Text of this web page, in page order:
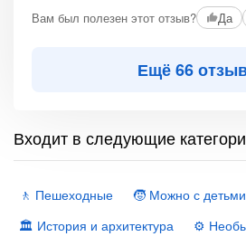
Вам был полезен этот отзыв? Да
Ещё 66
Входит в следующие
🚶 Пешеходные
🧒 Можно с детьми
🏛 История и архитектура
⚙️